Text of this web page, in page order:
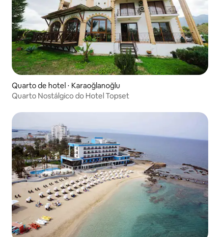
Quarto de hotel ⋅ Karaoğlanoğlu
Quarto Nostálgico do Hotel Topset